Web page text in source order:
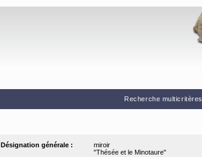
Recherche multicritères
Désignation générale :
miroir
"Thésée et le Minotaure"